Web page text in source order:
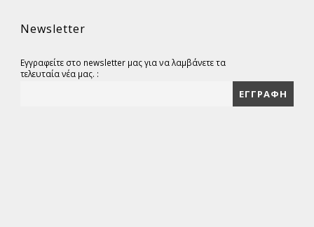
Newsletter
Εγγραφείτε στο newsletter μας για να λαμβάνετε τα
τελευταία νέα μας. :